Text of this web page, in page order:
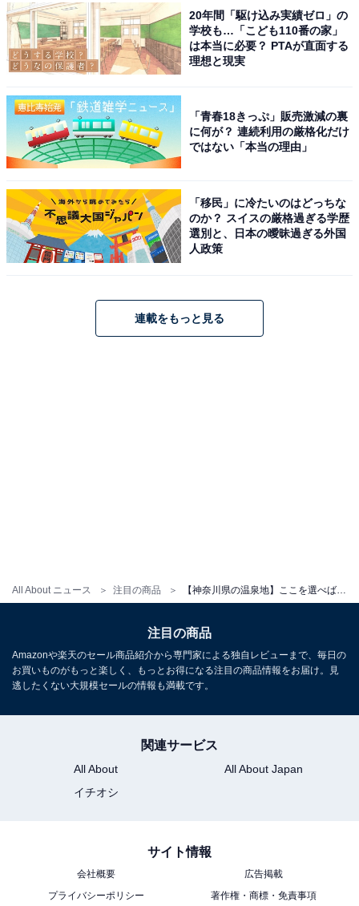
All About ニュース 注目の商品
箱根・芦ノ湖 はなをり（画像：「箱根・芦ノ湖 はなをり」公式Webサイト
芦ノ湖のほとりに佇む「箱根・芦ノ湖 はなをり」は、和
の心とモダンなデザインが融合した温泉旅館リゾートで
す。雄大な湖を望む大浴場では「四季の露天風呂 棚湯」
洋のビュッフェを堪能できます。
交通手段：小田原駅東口より伊豆箱根バスJライン湖尻・
箱根園行に乗車／「小田原駅西口」よりホテル無料送迎
バスを運行（事前予約制）
料金
※料金は公式Webサイト参考価格
※プラン・部屋により価格は変動します
20年間「駆け込み実績ゼロ」の
学校も…「こども110番の家」
は本当に必要？ PTAが直面する
理想と現実
「青春18きっぷ」販売激減の裏
に何が？ 連続利用の厳格化だけ
ではない「本当の理由」
「移民」に冷たいのはどっちな
のか？ スイスの厳格過ぎる学歴
選別と、日本の曖昧過ぎる外国
人政策
連載をもっと見る
注目の商品
Amazonや楽天のセール商品紹介から専門家による独自レビューまで、毎日の
お買いものがもっと楽しく、もっとお得になる注目の商品情報をお届け。見
逃したくない大規模セールの情報も満載です。
関連サービス
All About
All About Japan
イチオシ
サイト情報
会社概要
広告掲載
プライバシーポリシー
著作権・商標・免責事項